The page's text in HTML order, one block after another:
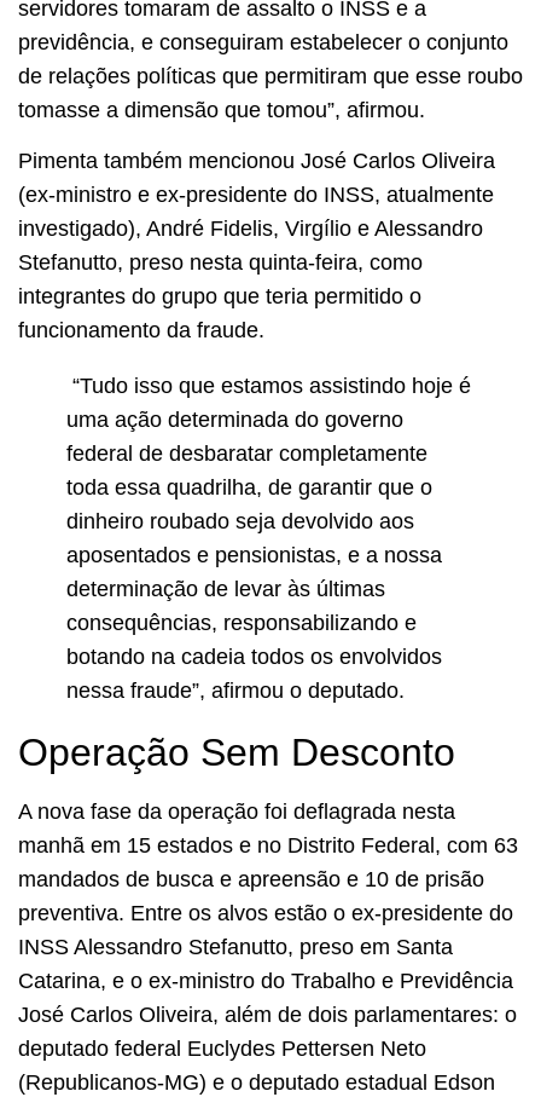
servidores tomaram de assalto o INSS e a
previdência, e conseguiram estabelecer o conjunto
de relações políticas que permitiram que esse roubo
tomasse a dimensão que tomou”, afirmou.
Pimenta também mencionou José Carlos Oliveira
(ex-ministro e ex-presidente do INSS, atualmente
investigado), André Fidelis, Virgílio e Alessandro
Stefanutto, preso nesta quinta-feira, como
integrantes do grupo que teria permitido o
funcionamento da fraude.
“Tudo isso que estamos assistindo hoje é
uma ação determinada do governo
federal de desbaratar completamente
toda essa quadrilha, de garantir que o
dinheiro roubado seja devolvido aos
aposentados e pensionistas, e a nossa
determinação de levar às últimas
consequências, responsabilizando e
botando na cadeia todos os envolvidos
nessa fraude”, afirmou o deputado.
Operação Sem Desconto
A nova fase da operação foi deflagrada nesta
manhã em 15 estados e no Distrito Federal, com 63
mandados de busca e apreensão e 10 de prisão
preventiva. Entre os alvos estão o ex-presidente do
INSS Alessandro Stefanutto, preso em Santa
Catarina, e o ex-ministro do Trabalho e Previdência
José Carlos Oliveira, além de dois parlamentares: o
deputado federal Euclydes Pettersen Neto
(Republicanos-MG) e o deputado estadual Edson